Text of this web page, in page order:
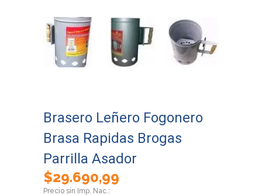
Brasero Leñero Fogonero
Brasa Rapidas Brogas
Parrilla Asador
$29.690,99